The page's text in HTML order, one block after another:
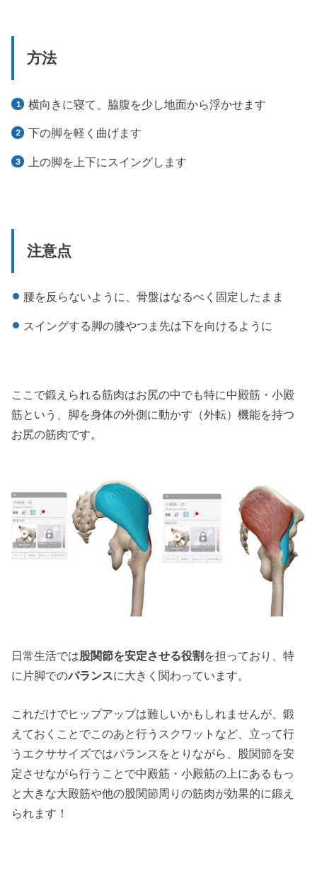
方法
横向きに寝て、脇腹を少し地面から浮かせます
下の脚を軽く曲げます
上の脚を上下にスイングします
注意点
腰を反らないように、骨盤はなるべく固定したまま
スイングする脚の膝やつま先は下を向けるように
ここで鍛えられる筋肉はお尻の中でも特に中殿筋・小殿
筋という、脚を身体の外側に動かす（外転）機能を持つ
お尻の筋肉です。
日常生活では股関節を安定させる役割 を担っており、特
に片脚でのバランスに大きく関わっています。
これだけでヒップアップは難しいかもしれませんが、鍛
えておくことでこのあと行うスクワットなど、立って行
うエクササイズではバランスをとりながら、股関節を安
定させながら行うことで中殿筋・小殿筋の上にあるもっ
と大きな大殿筋や他の股関節周りの筋肉が効果的に鍛え
られます！